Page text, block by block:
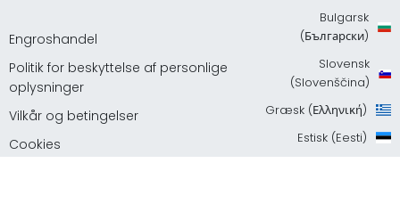
Engroshandel
Politik for beskyttelse af personlige
oplysninger
Vilkår og betingelser
Cookies
Bulgarsk
(Български)
Slovensk
(Slovenščina)
Græsk (Ελληνική)
Estisk (Eesti)